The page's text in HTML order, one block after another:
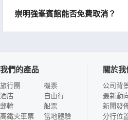
崇明強峯賓館能否免費取消？
我們的產品
旅行團
酒店
郵輪
高鐵火車票
機票
自由行
船票
當地體驗
關於
公司背
最新動
新聞發
分行位